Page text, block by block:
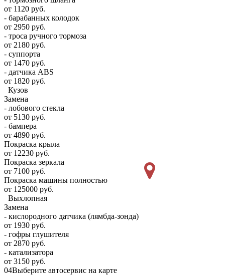
от 1120 руб.
- барабанных колодок
от 2950 руб.
- троса ручного тормоза
от 2180 руб.
- суппорта
от 1470 руб.
- датчика ABS
от 1820 руб.
Кузов
Замена
- лобового стекла
от 5130 руб.
- бампера
от 4890 руб.
Покраска крыла
от 12230 руб.
Покраска зеркала
от 7100 руб.
Покраска машины полностью
от 125000 руб.
Выхлопная
Замена
- кислородного датчика (лямбда-зонда)
от 1930 руб.
- гофры глушителя
от 2870 руб.
- катализатора
от 3150 руб.
04Выберите автосервис на карте